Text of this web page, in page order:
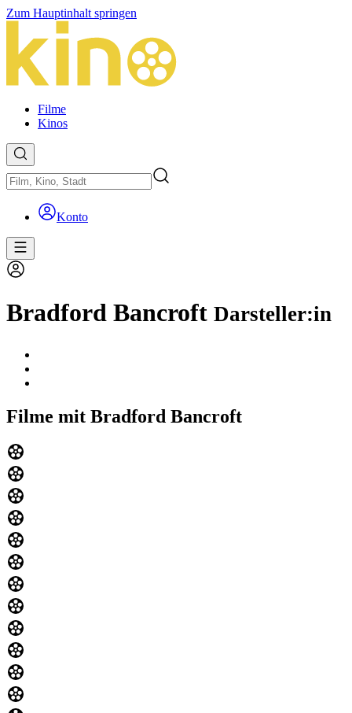
Zum Hauptinhalt springen
Filme
Kinos
Konto
Bradford Bancroft Darsteller:in
Filme mit Bradford Bancroft